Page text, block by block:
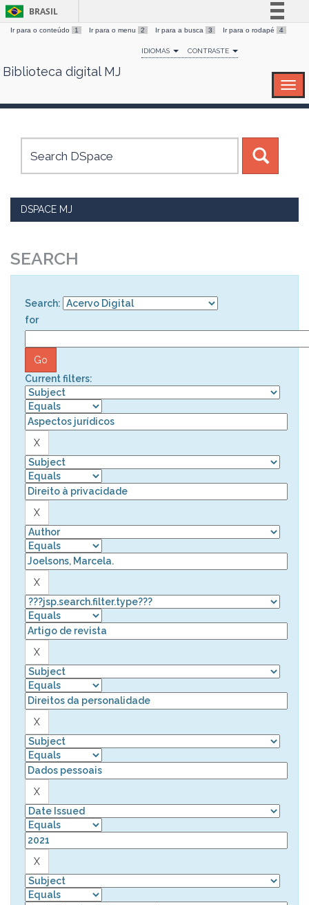
Skip
BRASIL
Simplifique!
Comunica BR
Canais
Ir para o conteúdo 1 Ir para o menu 2 Ir para a busca 3 Ir para o rodapé 4
IDIOMAS CONTRASTE
Biblioteca digital MJ
DSPACE MJ
SEARCH
Search:
for
Current filters: